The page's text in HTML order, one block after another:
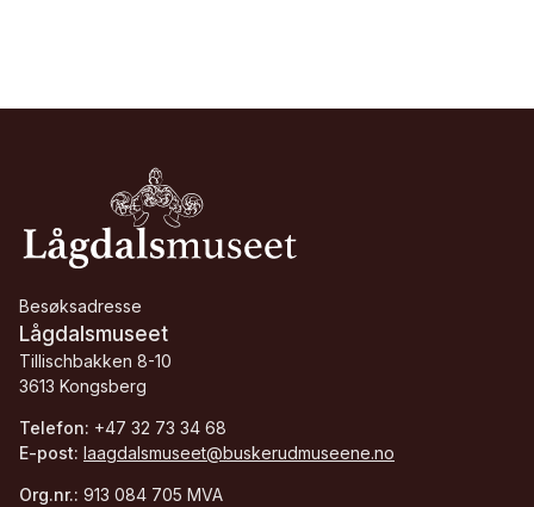
Besøksadresse
Lågdalsmuseet
Tillischbakken 8-10
3613 Kongsberg
Telefon: +47 32 73 34 68
E-post: laagdalsmuseet@buskerudmuseene.no
Org.nr.: 913 084 705 MVA